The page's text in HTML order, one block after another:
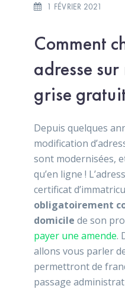
1 FÉVRIER 2021
Comment
adresse
grise
Depuis quelques
modification
sont modernisées,
qu’en ligne !
certificat
obligatoirement
domicilede son
payer une amende.
allons vous parler
permettront de
passage